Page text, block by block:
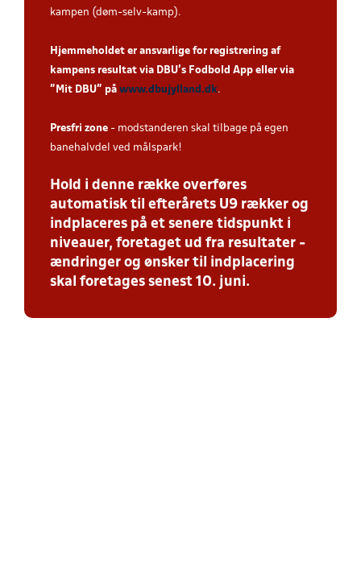
kampen (døm-selv-kamp).
Hjemmeholdet er ansvarlige for registrering af
kampens resultat via DBU’s Fodbold App eller via
”Mit DBU” på www.dbujylland.dk.
Presfri zone - modstanderen skal tilbage på egen
banehalvdel ved målspark!
Hold i denne række overføres
automatisk til efterårets U9 rækker og
indplaceres på et senere tidspunkt i
niveauer, foretaget ud fra resultater -
ændringer og ønsker til indplacering
skal foretages senest 10. juni.